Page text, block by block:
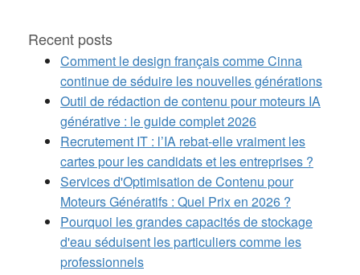
Recent posts
Comment le design français comme Cinna
continue de séduire les nouvelles générations
Outil de rédaction de contenu pour moteurs IA
générative : le guide complet 2026
Recrutement IT : l’IA rebat-elle vraiment les
cartes pour les candidats et les entreprises ?
Services d'Optimisation de Contenu pour
Moteurs Génératifs : Quel Prix en 2026 ?
Pourquoi les grandes capacités de stockage
d'eau séduisent les particuliers comme les
professionnels